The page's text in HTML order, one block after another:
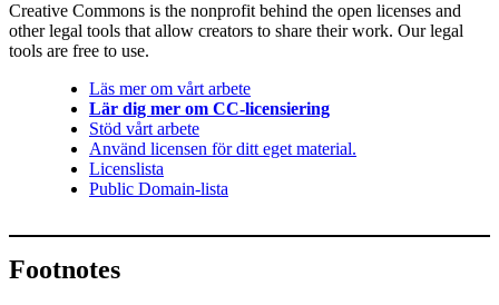
Creative Commons is the nonprofit behind the open licenses and
other legal tools that allow creators to share their work. Our legal
tools are free to use.
Läs mer om vårt arbete
Lär dig mer om CC-licensiering
Stöd vårt arbete
Använd licensen för ditt eget material.
Licenslista
Public Domain-lista
Footnotes